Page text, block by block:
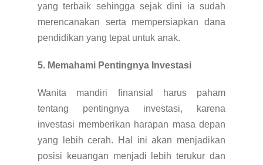
yang terbaik sehingga sejak dini ia sudah
merencanakan serta mempersiapkan dana
pendidikan yang tepat untuk anak.
5. Memahami Pentingnya Investasi
Wanita mandiri finansial harus paham
tentang pentingnya investasi, karena
investasi memberikan harapan masa depan
yang lebih cerah. Hal ini akan menjadikan
posisi keuangan menjadi lebih terukur dan